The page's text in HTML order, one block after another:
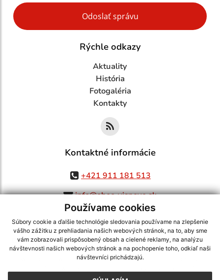
Používame cookies
Súbory cookie a ďalšie technológie sledovania používame na zlepšenie
vášho zážitku z prehliadania našich webových stránok, na to, aby sme
vám zobrazovali prispôsobený obsah a cielené reklamy, na analýzu
návštevnosti našich webových stránok a na pochopenie toho, odkiaľ naši
návštevníci prichádzajú.
Google reCaptcha Response
Odoslať správu
Rýchle odkazy
Aktuality
História
Fotogaléria
Kontakty
Kontaktné informácie
+421 911 181 513
info@obec-visnove.sk
využite možnosť získavania aktuálnych informácií s využitím RSS
CMS systém (redakčný) systém ECHELON 2,Mapa stránok,web portál
webex.digital, s.r.o.,domény,registrácia domény